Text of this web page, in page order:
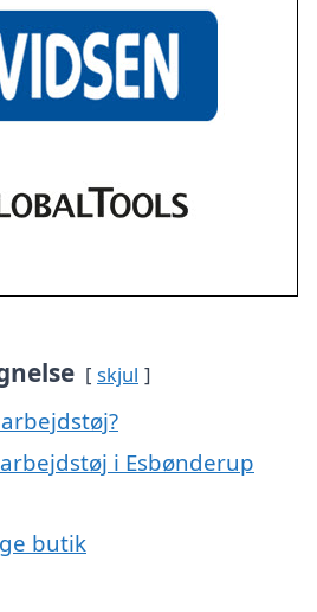
skjul
i Esbønderup
butik